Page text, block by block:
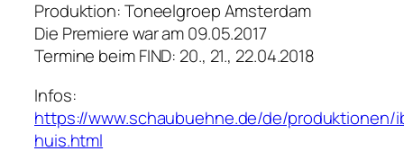
Produktion: Toneelgroep Amsterdam
Die Premiere war am 09.05.2017
Termine beim FIND: 20., 21., 22.04.2018
Infos:
https://www.schaubuehne.de/de/produktionen/
huis.html